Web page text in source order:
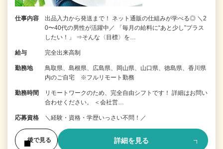
仕事内容
出品入力から発送まで！ ネット通販の仕組みが学べる◎ ＼2
0〜40代の男性が活躍中／ 「毎月の給料に“あと少し”プラス
したい！」 ⇒そんな〈目標〉を…
給与 完全出来高制
勤務地
鳥取県、島根県、広島県、岡山県、山口県、徳島県、香川県
内のご自宅 ※フルリモート勤務
勤務時間
リモートワークのため、完全自由シフトです！ 詳細はお問い
合わせください。 ＜会社営…
応募資格 ＼経験・資格・学歴いっさい不問！／
後で見る 詳細を見る